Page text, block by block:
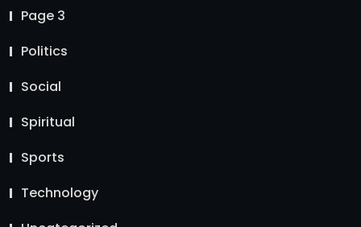
Page 3
Politics
Social
Spiritual
Sports
Technology